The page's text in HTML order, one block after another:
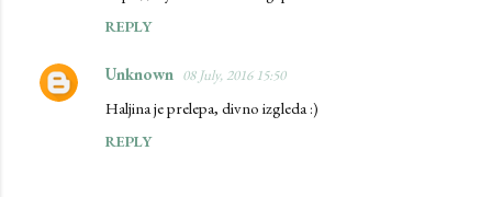
REPLY
Unknown 08 July, 2016 15:50
Haljina je prelepa, divno izgleda :)
REPLY